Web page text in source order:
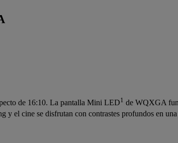
de 16:10. La pantalla Mini LED1 de WQXGA
y el cine se disfrutan con contrastes profundos en